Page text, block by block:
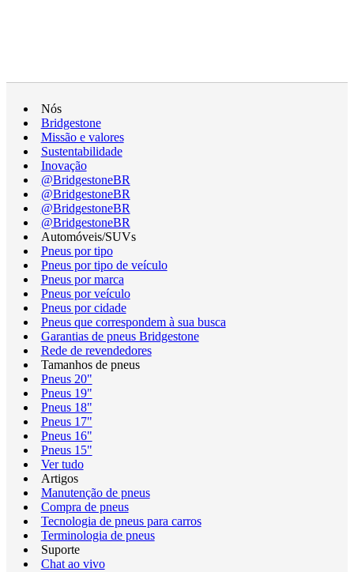
Nós
Bridgestone
Missão e valores
Sustentabilidade
Inovação
@BridgestoneBR
@BridgestoneBR
@BridgestoneBR
@BridgestoneBR
Automóveis/SUVs
Pneus por tipo
Pneus por tipo de veículo
Pneus por marca
Pneus por veículo
Pneus por cidade
Pneus que correspondem à sua busca
Garantias de pneus Bridgestone
Rede de revendedores
Tamanhos de pneus
Pneus 20"
Pneus 19"
Pneus 18"
Pneus 17"
Pneus 16"
Pneus 15"
Ver tudo
Artigos
Manutenção de pneus
Compra de pneus
Tecnologia de pneus para carros
Terminologia de pneus
Suporte
Chat ao vivo